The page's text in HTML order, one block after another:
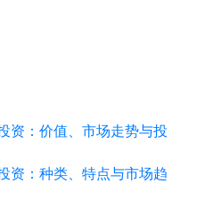
资：价值、市场走势与投
资：种类、特点与市场趋